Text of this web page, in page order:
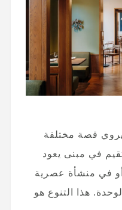
قصة مختلفة
في مبنى يعود
في منشأة عصرية
هذا التنوع هو